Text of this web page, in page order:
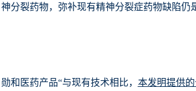
神分裂药物，弥补现有精神分裂症药物缺陷仍
勋和医药产品“与现有技术相比，本发明提供